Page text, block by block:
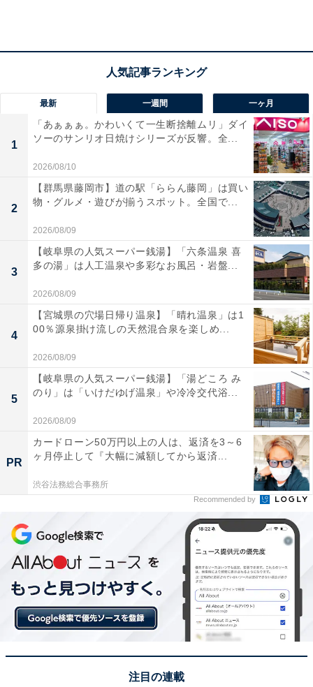
表格です。なぜなら立派な家に立派な車が停まっていれ
ば、他人に「凄いね！」と評価されやすく、さらに「住
宅ローン・車のローン」があるため、身の丈以上のモノ
を買うことが可能になるからです。
従って、一見立派そうでも、家計は火の車というご家庭
は決して少なくありません。
家計とバランスの取れたものを選択して！
マイホーム取得の相談に来られるお客様には必ずこのこ
とを伝えます。そして、そうならないために、長期のラ
イフプランを立て、マイホームを取得しても教育費や老
後、そして家族の楽しみのために使える貯蓄を作れるよ
うな資金計画をしっかり立てていくようにしていきま
最新 一週間 一ヶ月
1
「あぁぁぁ。かわいくて一生断捨離ムリ」ダイ
ソーのサンリオ日焼けシリーズが反響。全...
2026/08/10
2
【群馬県藤岡市】道の駅「ららん藤岡」は買い
物・グルメ・遊びが揃うスポット。全国で...
2026/08/09
3
【岐阜県の人気スーパー銭湯】「六条温泉 喜
多の湯」は人工温泉や多彩なお風呂・岩盤...
2026/08/09
4
【宮城県の穴場日帰り温泉】「晴れ温泉」は1
00％源泉掛け流しの天然混合泉を楽しめ...
2026/08/09
5
【岐阜県の人気スーパー銭湯】「湯どころ み
のり」は「いけだゆげ温泉」や冷冷交代浴...
2026/08/09
PR
カードローン50万円以上の人は、返済を3～6
ヶ月停止して『大幅に減額してから返済...
渋谷法務総合事務所
Recommended by
注目の連載